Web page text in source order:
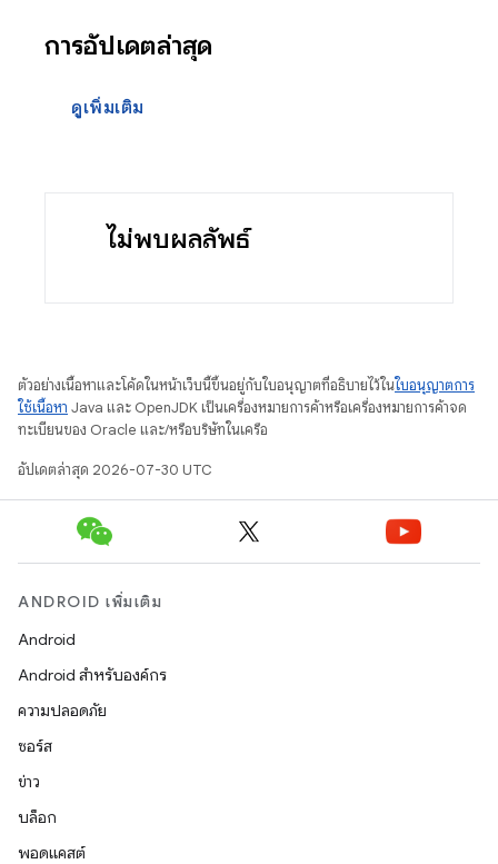
การอัปเดตล่าสุด
ดูเพิ่มเติม
ไม่พบผลลัพธ์
ตัวอย่างเนื้อหาและโค้ดในหน้าเว็บนี้ขึ้นอยู่กับใบอนุญาตที่อธิบายไว้ในใบอนุญาตการ
ใช้เนื้อหา Java และ OpenJDK เป็นเครื่องหมายการค้าหรือเครื่องหมายการค้าจด
ทะเบียนของ Oracle และ/หรือบริษัทในเครือ
อัปเดตล่าสุด 2026-07-30 UTC
ANDROID เพิ่มเติม
Android
Android สำหรับองค์กร
ความปลอดภัย
ซอร์ส
ข่าว
บล็อก
พอดแคสต์